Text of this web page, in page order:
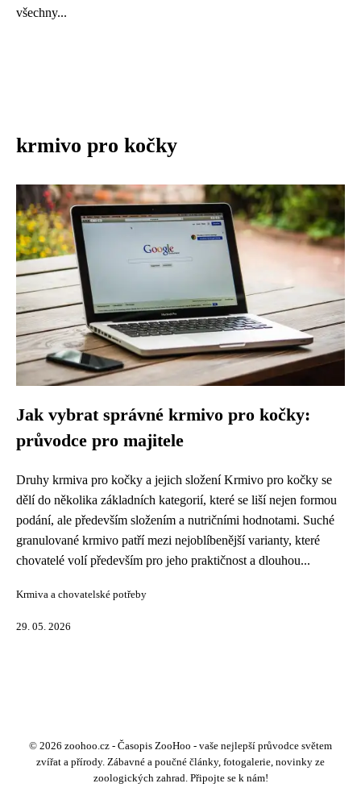
všechny...
krmivo pro kočky
Jak vybrat správné krmivo pro kočky:
průvodce pro majitele
Druhy krmiva pro kočky a jejich složení Krmivo pro kočky se
dělí do několika základních kategorií, které se liší nejen formou
podání, ale především složením a nutričními hodnotami. Suché
granulované krmivo patří mezi nejoblíbenější varianty, které
chovatelé volí především pro jeho praktičnost a dlouhou...
Krmiva a chovatelské potřeby
29. 05. 2026
© 2026 zoohoo.cz - Časopis ZooHoo - vaše nejlepší průvodce světem
zvířat a přírody. Zábavné a poučné články, fotogalerie, novinky ze
zoologických zahrad. Připojte se k nám!